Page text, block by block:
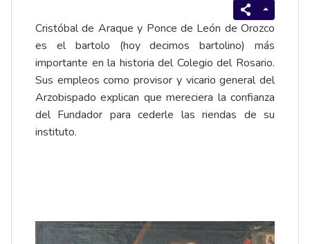
Cristóbal de Araque y Ponce de León de Orozco
es el bartolo (hoy decimos bartolino) más
importante en la historia del Colegio del Rosario.
Sus empleos como provisor y vicario general del
Arzobispado explican que mereciera la confianza
del Fundador para cederle las riendas de su
instituto.